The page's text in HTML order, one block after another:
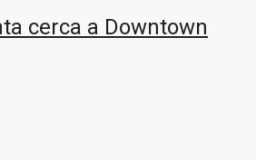
cerca a Downtown